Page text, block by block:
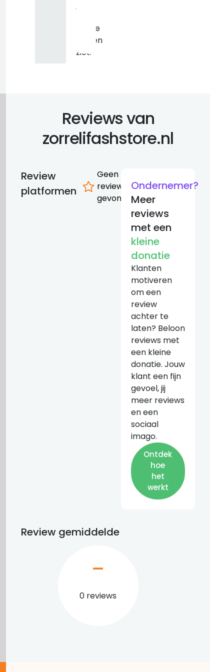
gekke
dingen
ziet.
Reviews van
zorrelifashstore.nl
Review
platformen
Geen
reviews
gevonden
Ondernemer?
Meer
reviews
met een
kleine
donatie
Klanten
motiveren
om een
review
achter te
laten? Beloon
reviews met
een kleine
donatie. Jouw
klant een fijn
gevoel, jij
meer reviews
en een
sociaal
imago.
Ontdek
hoe
het
werkt
Review gemiddelde
0 reviews
–